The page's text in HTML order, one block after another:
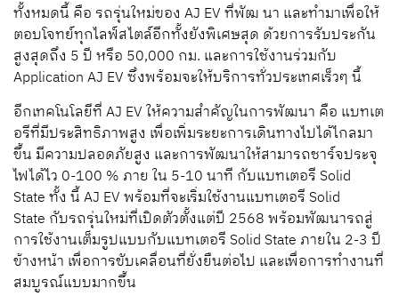
ทั้งหมดนี้ คือ รถรุ่นใหม่ของ AJ EVที่พัฒ นา และทำมาเพื่อให้
ตอบโจทย์ทุกไลฟ์สไตล์อีกทั้งยังพิเศษสุด ด้วยการรับประกัน
สูงสุดถึง 5ปีหรือ 50,000 กม. และการใช้งานร่วมกับ
Application AJ EVซึ่งพร้อมจะให้บริการทั่วประเทศเร็วๆนี้
อีกเทคโนโลยีที่AJ EVให้ความสำคัญในการพัฒนา คือ แบทเต
อรีที่มีประสิทธิภาพสูง เพื่อเพิ่มระยะการเดินทางไปได้ไกลมา
ขึ้น มีความปลอดภัยสูง และการพัฒนาให้สามารถชาร์จประจุ
ไฟได้ไว 0-100 % ภาย ใน 5-10นาที กับแบทเตอรี Solid
Stateทั้ง นี้AJ EVพร้อมที่จะเริ่มใช้งานแบทเตอรี Solid
State กับรถรุ่นใหม่ที่เปิดตัวตั้งแต่ปี 2568พร้อมพัฒนารถสู่
การใช้งานเต็มรูปแบบกับแบทเตอรี Solid State ภายใน 2-3 ปี
ข้างหน้า เพื่อการขับเคลื่อนที่ยั่งยืนต่อไป และเพื่อการทำงานที่
สมบูรณ์แบบมากขึ้น